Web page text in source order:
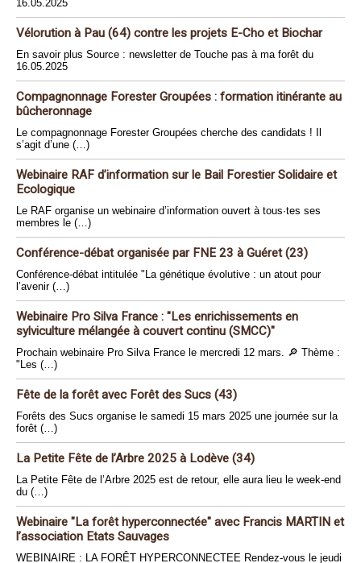
16.05.2025
Vélorution à Pau (64) contre les projets E-Cho et Biochar
En savoir plus Source : newsletter de Touche pas à ma forêt du
16.05.2025
Compagnonnage Forester Groupées : formation itinérante au
bûcheronnage
Le compagnonnage Forester Groupées cherche des candidats ! Il
s’agit d’une (…)
Webinaire RAF d’information sur le Bail Forestier Solidaire et
Ecologique
Le RAF organise un webinaire d’information ouvert à tous·tes ses
membres le (…)
Conférence-débat organisée par FNE 23 à Guéret (23)
Conférence-débat intitulée "La génétique évolutive : un atout pour
l’avenir (…)
Webinaire Pro Silva France : "Les enrichissements en
sylviculture mélangée à couvert continu (SMCC)"
Prochain webinaire Pro Silva France le mercredi 12 mars. 🔎 Thème :
"Les (…)
Fête de la forêt avec Forêt des Sucs (43)
Forêts des Sucs organise le samedi 15 mars 2025 une journée sur la
forêt (…)
La Petite Fête de l’Arbre 2025 à Lodève (34)
La Petite Fête de l’Arbre 2025 est de retour, elle aura lieu le week-end
du (…)
Webinaire "La forêt hyperconnectée" avec Francis MARTIN et
l’association Etats Sauvages
WEBINAIRE : LA FORÊT HYPERCONNECTEE Rendez-vous le jeudi